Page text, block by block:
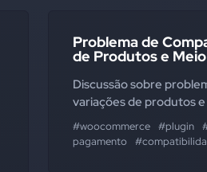
Problema de
de Produtos e
Discussão sobre
variações de produtos
#woocommerce #plugin
pagamento